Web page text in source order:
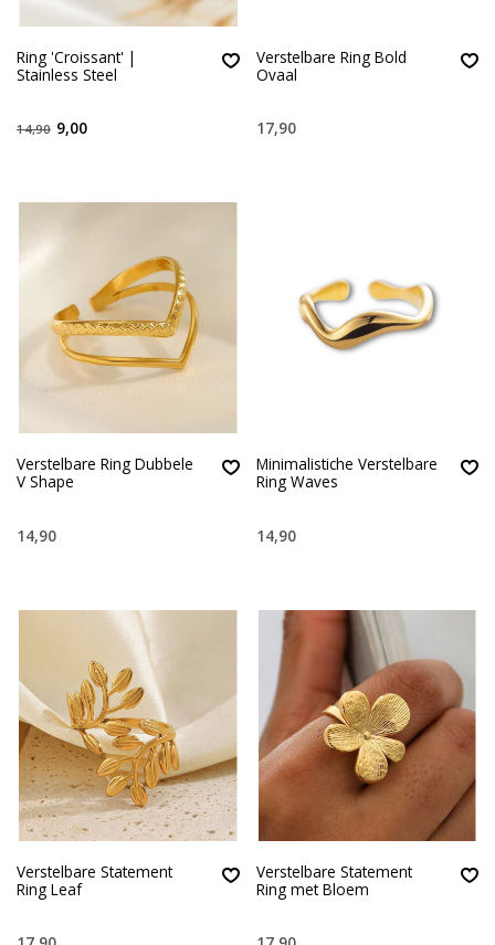
Ring 'Croissant' |
Stainless Steel
14,90 9,00
Verstelbare Ring Bold
Ovaal
17,90
Verstelbare Ring Dubbele
V Shape
14,90
Minimalistiche Verstelbare
Ring Waves
14,90
Verstelbare Statement
Ring Leaf
Verstelbare Statement
Ring met Bloem